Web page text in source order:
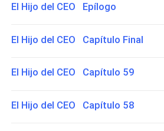
El Hijo del CEO Epílogo
El Hijo del CEO Capítulo Final
El Hijo del CEO Capítulo 59
El Hijo del CEO Capítulo 58